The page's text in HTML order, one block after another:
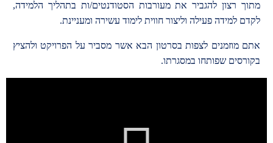
מתוך רצון להגביר את מעורבות הסטודנטים/ות בתהליך הלמידה,
לקדם למידה פעילה וליצור חווית לימוד עשירה ומעניינת.
אתם מוזמנים לצפות בסרטון הבא אשר מסביר על הפרויקט ולהציץ
בקורסים שפותחו במסגרתו.